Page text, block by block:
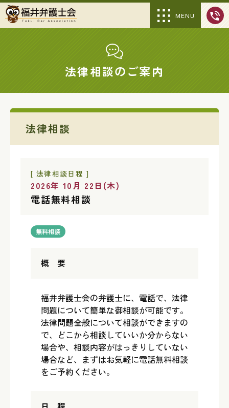
MENU
法律相談のご案内
法律相談
[ 法律相談日程 ]
2026年 10月 22日(木)
電話無料相談
無料相談
概 要
福井弁護士会の弁護士に、電話で、法律
問題について簡単な御相談が可能です。
法律問題全般について相談ができますの
で、どこから相談していいか分からない
場合や、相談内容がはっきりしていない
場合など、まずはお気軽に電話無料相談
をご予約ください。